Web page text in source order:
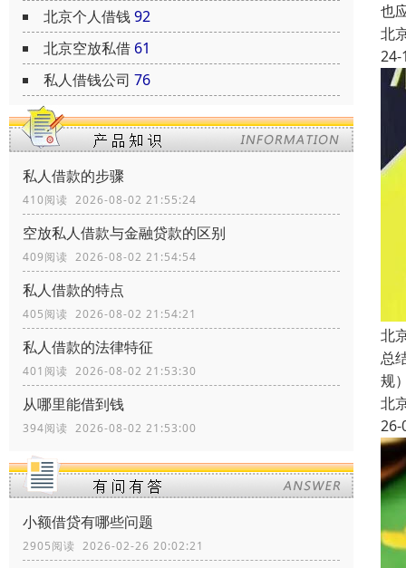
北京个人借钱92
北京空放私借 61
私人借钱公司 76
私人借款的步骤
410阅读 2026-08-02 21:55:24
空放私人借款与金融贷款的区别
409阅读 2026-08-02 21:54:54
私人借款的特点
405阅读 2026-08-02 21:54:21
私人借款的法律特征
401阅读 2026-08-02 21:53:30
从哪里能借到钱
394阅读 2026-08-02 21:53:00
小额借贷有哪些问题
2905阅读 2026-02-26 20:02:21
也
北
24-
北
总
规
北
26-